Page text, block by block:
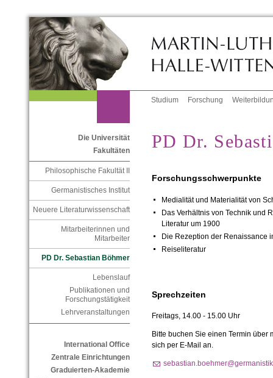
Studium Forschung
Die Universität
Fakultäten
Philosophische Fakultät II
Germanistisches Institut
Neuere Literaturwissenschaft
Mitarbeiterinnen und
Mitarbeiter
PD Dr. Sebastian Böhmer
Lebenslauf
Publikationen und
Forschungstätigkeit
Lehrveranstaltungen
International Office
Zentrale Einrichtungen
Graduierten-Akademie
PD Dr.
Forschungsschwerpunkte
Medialität und Materialität von
Das Verhältnis von Technik und
Literatur um 1900
Die Rezeption der Renaissance
Reiseliteratur
Sprechzeiten
Freitags, 14.00 - 15.00 Uhr
Bitte buchen Sie einen Termin über
sich per E-Mail an.